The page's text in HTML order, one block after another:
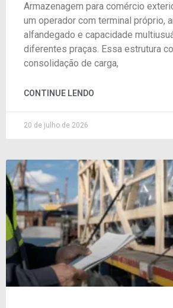
Armazenagem para comércio
um operador com terminal próprio,
alfandegado e capacidade
diferentes praças. Essa estrutura
consolidação de carga,
CONTINUE LENDO
20 de julho de 2026